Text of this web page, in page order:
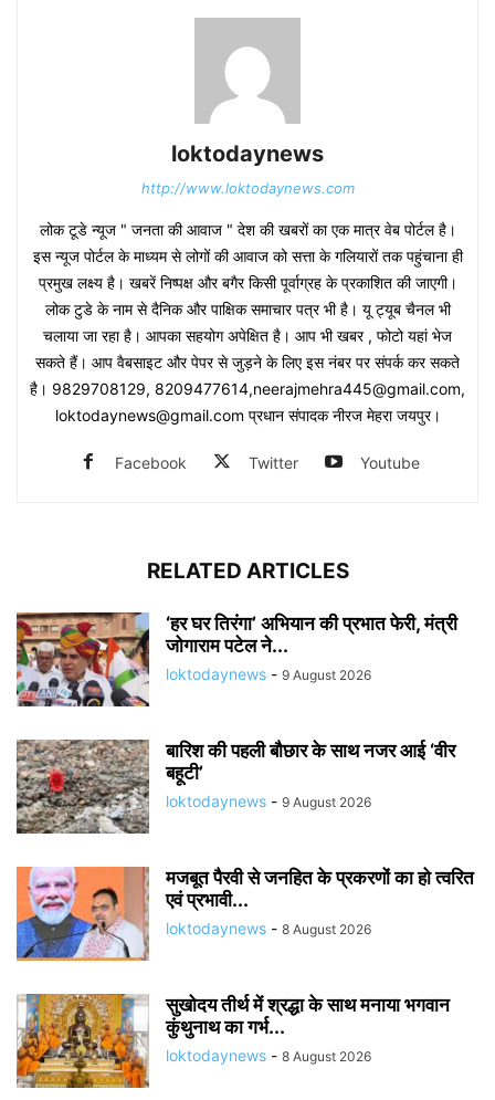
loktodaynews
http://www.loktodaynews.com
लोक टूडे न्यूज " जनता की आवाज " देश की खबरों का एक मात्र वेब पोर्टल है।
इस न्यूज पोर्टल के माध्यम से लोगों की आवाज को सत्ता के गलियारों तक पहुंचाना ही
प्रमुख लक्ष्य है। खबरें निष्पक्ष और बगैर किसी पूर्वाग्रह के प्रकाशित की जाएगी।
लोक टुडे के नाम से दैनिक और पाक्षिक समाचार पत्र भी है। यू ट्यूब चैनल भी
चलाया जा रहा है। आपका सहयोग अपेक्षित है। आप भी खबर , फोटो यहां भेज
सकते हैं। आप वैबसाइट और पेपर से जुड़ने के लिए इस नंबर पर संपर्क कर सकते
है। 9829708129, 8209477614,neerajmehra445@gmail.com,
loktodaynews@gmail.com प्रधान संपादक नीरज मेहरा जयपुर।
Facebook Twitter Youtube
RELATED ARTICLES
‘हर घर तिरंगा’ अभियान की प्रभात फेरी, मंत्री
जोगाराम पटेल ने...
loktodaynews - 9 August 2026
बारिश की पहली बौछार के साथ नजर आई ‘वीर
बहूटी’
loktodaynews - 9 August 2026
मजबूत पैरवी से जनहित के प्रकरणों का हो त्वरित
एवं प्रभावी...
loktodaynews - 8 August 2026
सुखोदय तीर्थ में श्रद्धा के साथ मनाया भगवान
कुंथुनाथ का गर्भ...
loktodaynews - 8 August 2026